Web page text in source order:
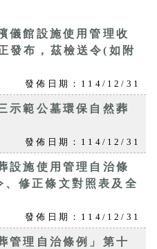
儀館設施使用管理收
發布，茲檢送令(如附
發佈日期：114/12/31
示範公墓環保自然葬
發佈日期：114/12/31
設施使用管理自治條
修正條文對照表及全
發佈日期：114/12/31
管理自治條例」第十